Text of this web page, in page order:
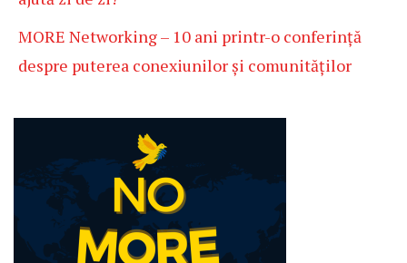
MORE Networking – 10 ani printr-o conferință
despre puterea conexiunilor și comunităților